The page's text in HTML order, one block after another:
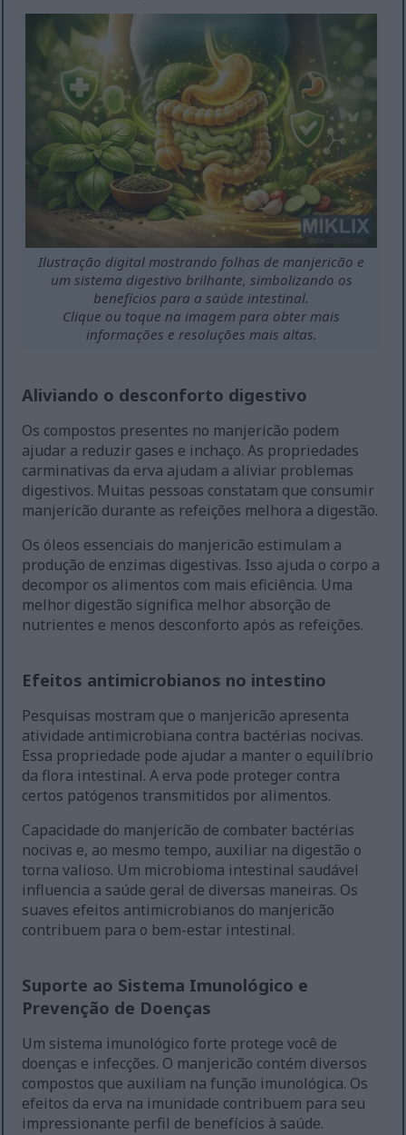
Ilustração digital mostrando folhas de manjericão e
um sistema digestivo brilhante, simbolizando os
benefícios para a saúde intestinal.
Clique ou toque na imagem para obter mais
informações e resoluções mais altas.
Aliviando o desconforto digestivo
Os compostos presentes no manjericão podem
ajudar a reduzir gases e inchaço. As propriedades
carminativas da erva ajudam a aliviar problemas
digestivos. Muitas pessoas constatam que consumir
manjericão durante as refeições melhora a digestão.
Os óleos essenciais do manjericão estimulam a
produção de enzimas digestivas. Isso ajuda o corpo a
decompor os alimentos com mais eficiência. Uma
melhor digestão significa melhor absorção de
nutrientes e menos desconforto após as refeições.
Efeitos antimicrobianos no intestino
Pesquisas mostram que o manjericão apresenta
atividade antimicrobiana contra bactérias nocivas.
Essa propriedade pode ajudar a manter o equilíbrio
da flora intestinal. A erva pode proteger contra
certos patógenos transmitidos por alimentos.
Capacidade do manjericão de combater bactérias
nocivas e, ao mesmo tempo, auxiliar na digestão o
torna valioso. Um microbioma intestinal saudável
influencia a saúde geral de diversas maneiras. Os
suaves efeitos antimicrobianos do manjericão
contribuem para o bem-estar intestinal.
Suporte ao Sistema Imunológico e
Prevenção de Doenças
Um sistema imunológico forte protege você de
doenças e infecções. O manjericão contém diversos
compostos que auxiliam na função imunológica. Os
efeitos da erva na imunidade contribuem para seu
impressionante perfil de benefícios à saúde.